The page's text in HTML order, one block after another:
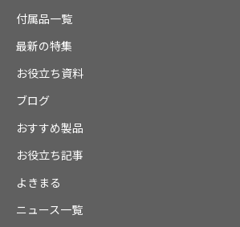
付属品一覧
最新の特集
お役立ち資料
ブログ
おすすめ製品
お役立ち記事
よきまる
ニュース一覧